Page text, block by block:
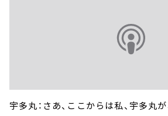
宇多丸：さあ、ここからは私、宇多丸